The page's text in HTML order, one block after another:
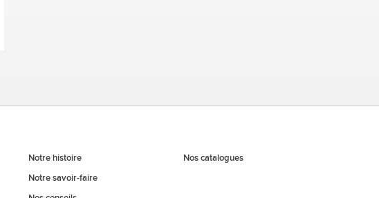
Notre histoire
Notre savoir-faire
Nos catalogues